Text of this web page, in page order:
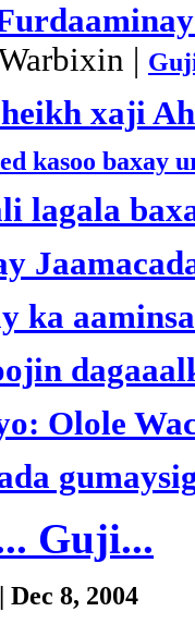
|
xaji
kasoo baxay
lagala
ka
Olole
Guji...
8, 2004